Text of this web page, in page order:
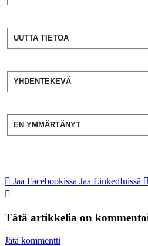
UUTTA TIETOA
YHDENTEKEVÄ
EN YMMÄRTÄNYT
Jaa Facebookissa Jaa LinkedInissä
Tätä artikkelia on
Jätä kommentti